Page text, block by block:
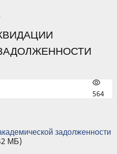
564
задолженности
МБ)